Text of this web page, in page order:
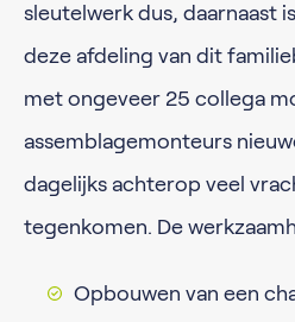
sleutelwerk dus, daarnaast
deze afdeling van dit
met ongeveer 25 collega
assemblagemonteurs
dagelijks achterop veel
tegenkomen. De
Opbouwen van een